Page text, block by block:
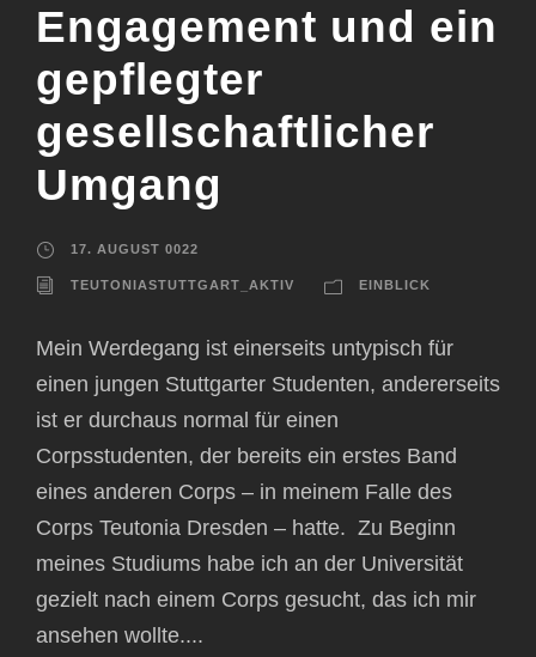
Engagement und ein
gepflegter
gesellschaftlicher
Umgang
17. AUGUST 0022
TEUTONIASTUTTGART_AKTIV EINBLICK
Mein Werdegang ist einerseits untypisch für
einen jungen Stuttgarter Studenten, andererseits
ist er durchaus normal für einen
Corpsstudenten, der bereits ein erstes Band
eines anderen Corps – in meinem Falle des
Corps Teutonia Dresden – hatte. Zu Beginn
meines Studiums habe ich an der Universität
gezielt nach einem Corps gesucht, das ich mir
ansehen wollte....